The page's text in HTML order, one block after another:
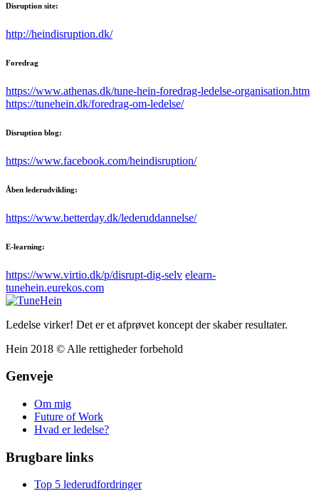
Disruption site:
http://heindisruption.dk/
Foredrag
https://www.athenas.dk/tune-hein-foredrag-ledelse-organisation.htm
https://tunehein.dk/foredrag-om-ledelse/
Disruption blog:
https://www.facebook.com/heindisruption/
Åben lederudvikling:
https://www.betterday.dk/lederuddannelse/
E-learning:
https://www.virtio.dk/p/disrupt-dig-selv elearn-
tunehein.eurekos.com
Ledelse virker! Det er et afprøvet koncept der skaber resultater.
Hein 2018 © Alle rettigheder forbehold
Genveje
Om mig
Future of Work
Hvad er ledelse?
Brugbare links
Top 5 lederudfordringer